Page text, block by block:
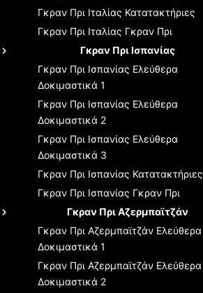
Γκραν Πρι Ιταλίας Κατατακτήριες
Γκραν Πρι Ιταλίας Γκραν Πρι
Γκραν Πρι Ισπανίας
Γκραν Πρι Ισπανίας Ελεύθερα
Δοκιμαστικά 1
Γκραν Πρι Ισπανίας Ελεύθερα
Δοκιμαστικά 2
Γκραν Πρι Ισπανίας Ελεύθερα
Δοκιμαστικά 3
Γκραν Πρι Ισπανίας Κατατακτήριες
Γκραν Πρι Ισπανίας Γκραν Πρι
Γκραν Πρι Αζερμπαϊτζάν
Γκραν Πρι Αζερμπαϊτζάν Ελεύθερα
Δοκιμαστικά 1
Γκραν Πρι Αζερμπαϊτζάν Ελεύθερα
Δοκιμαστικά 2